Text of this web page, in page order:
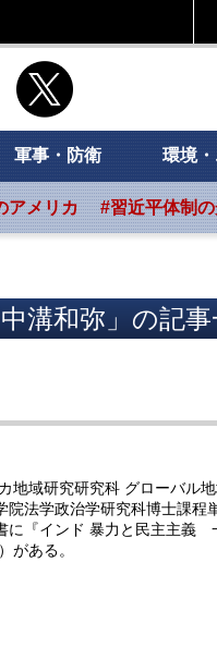
フォーサイト
軍事・防衛 環境
アメリカ #習近平体制
溝和弥」の記
地域研究研究科 グローバル
院法学政治学研究科博士課程
に『インド 暴力と民主主義
がある。